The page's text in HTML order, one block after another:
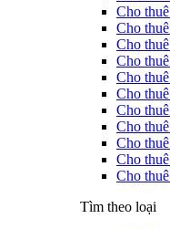
Cho
Cho
Cho
Cho
Cho
Cho
Cho
Cho
Cho
Cho
Cho
Tìm theo loại